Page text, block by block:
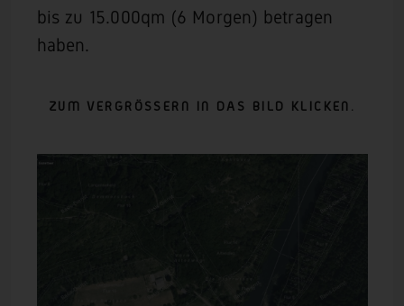
bis zu 15.000qm (6 Morgen) betragen
haben.
ZUM VERGRÖSSERN IN DAS BILD KLICKEN.